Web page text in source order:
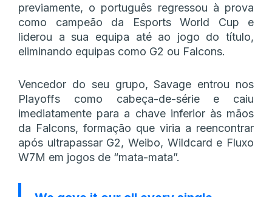
previamente, o português regressou à prova
como campeão da Esports World Cup e
liderou a sua equipa até ao jogo do título,
eliminando equipas como G2 ou Falcons.
Vencedor do seu grupo, Savage entrou nos
Playoffs como cabeça-de-série e caiu
imediatamente para a chave inferior às mãos
da Falcons, formação que viria a reencontrar
após ultrapassar G2, Weibo, Wildcard e Fluxo
W7M em jogos de “mata-mata”.